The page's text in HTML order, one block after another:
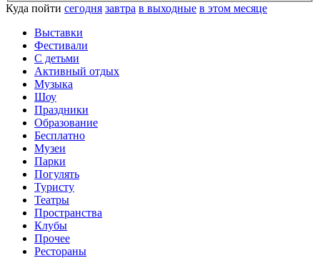
Куда пойти сегодня завтра в выходные в этом месяце
Выставки
Фестивали
С детьми
Активный отдых
Музыка
Шоу
Праздники
Образование
Бесплатно
Музеи
Парки
Погулять
Туристу
Театры
Пространства
Клубы
Прочее
Рестораны